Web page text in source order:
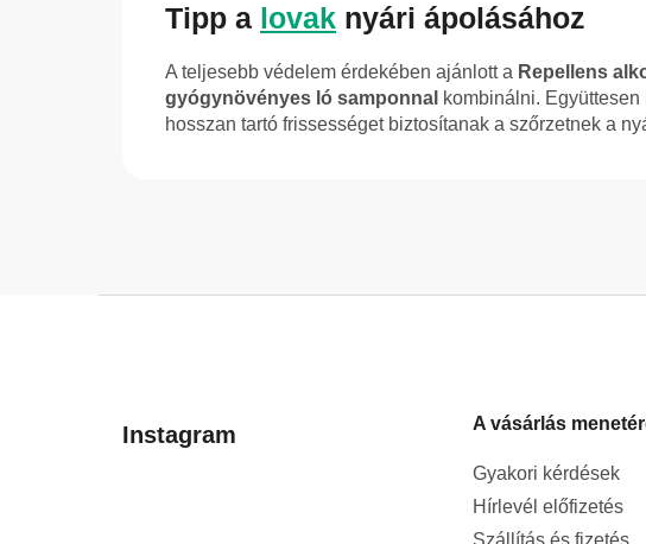
Tipp a lovak nyári ápolásához
A teljesebb védelem érdekében ajánlott a Repellens
gyógynövényes ló samponnal kombinálni.
hosszan tartó frissességet biztosítanak a szőrzetnek a
Instagram A vásárlás
Gyakori kérdések
Hírlevél előfizetés